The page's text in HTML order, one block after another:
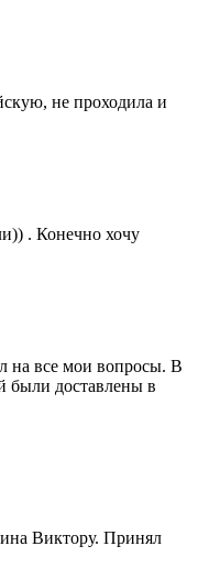
не проходила и
. Конечно хочу
на все мои вопросы. В
были доставлены в
Виктору. Принял